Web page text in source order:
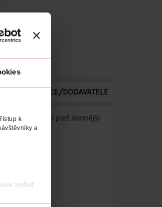
k
a
změnit
VÝROBCE/DODAVATELE
čistší, zářivou pleť. Jemnější